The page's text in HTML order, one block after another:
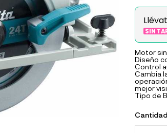
SIN
Motor
Diseño
Control
Cambia
mejor
Tipo de
Cantidad